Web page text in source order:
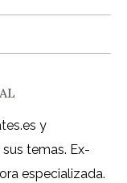
y
temas. Ex-
especializada.